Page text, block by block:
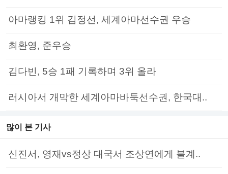
아마랭킹 1위 김정선, 세계아마선수권 우승
최환영, 준우승
김다빈, 5승 1패 기록하며 3위 올라
러시아서 개막한 세계아마바둑선수권, 한국대..
많이 본 기사
신진서, 영재vs정상 대국서 조상연에게 불계..